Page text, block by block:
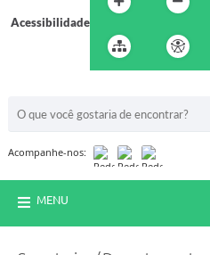
Acessibilidade
Acompanhe-nos:
MENU